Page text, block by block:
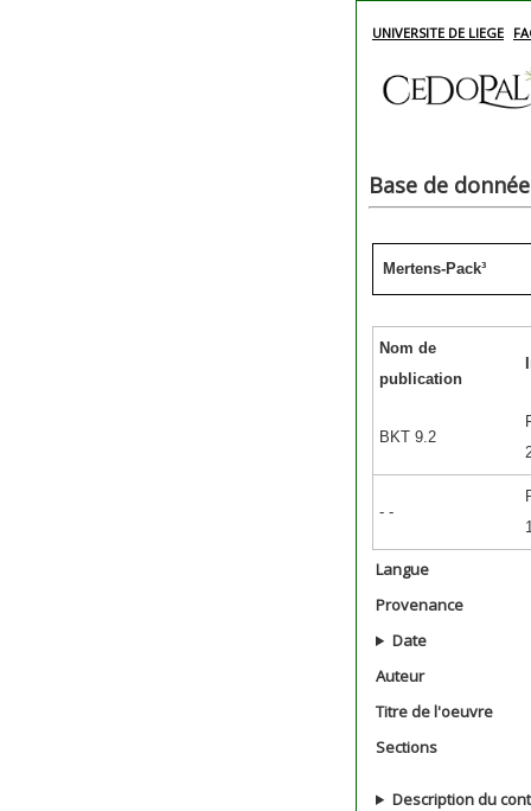
UNIVERSITE DE LIEGE
Base de
Mertens-Pack³
Nom de
publication
BKT 9.2
- -
Langue
Provenance
Date
Auteur
Titre de l'oeuvre
Sections
Description du